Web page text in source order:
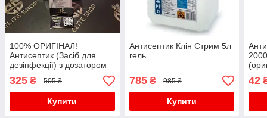
100% ОРИГІНАЛ!
Антисептик (Засіб для
дезінфекції) з дозатором
АХД-2000 ультра, 1000мл
325 ₴ 505 ₴
Купити
Антисептик Клін Стрим 5л
гель
785₴ 985 ₴
Купити
42